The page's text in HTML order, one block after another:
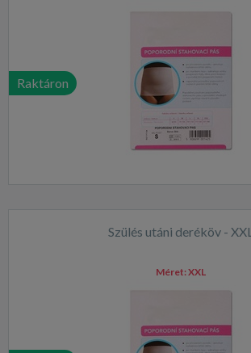
Raktáron
Szülés utáni deréköv - XXL
Méret:XXL